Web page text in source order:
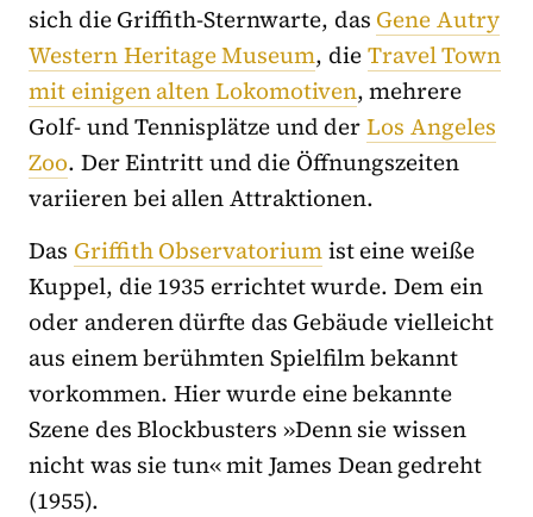
sich die Griffith-Sternwarte, das Gene Autry
Western Heritage Museum, dieTravel Town
mit einigen alten Lokomotiven, mehrere
Golf- und Tennisplätze und derLos Angeles
Zoo. Der Eintritt und die Öffnungszeiten
variieren bei allen Attraktionen.
Das Griffith Observatoriumist eine weiße
Kuppel, die 1935 errichtet wurde. Dem ein
oder anderen dürfte das Gebäude vielleicht
aus einem berühmten Spielfilm bekannt
vorkommen. Hier wurde eine bekannte
Szene des Blockbusters »Denn sie wissen
nicht was sie tun« mit James Dean gedreht
(1955).